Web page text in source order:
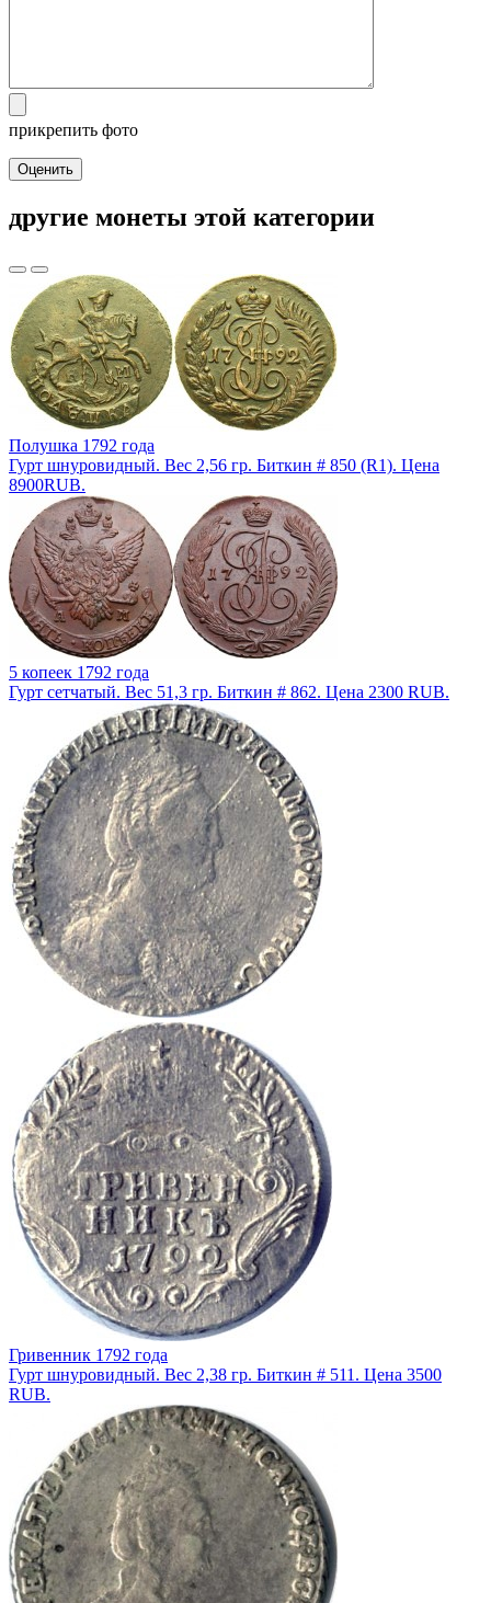
прикрепить фото
Оценить
другие монеты этой категории
Полушка 1792 года
Гурт шнуровидный. Вес 2,56 гр. Биткин # 850 (R1). Цена
8900RUB.
5 копеек 1792 года
Гурт сетчатый. Вес 51,3 гр. Биткин # 862. Цена 2300 RUB.
Гривенник 1792 года
Гурт шнуровидный. Вес 2,38 гр. Биткин # 511. Цена 3500
RUB.